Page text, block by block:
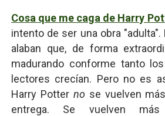
Cosa que me caga de Harry
intento de ser una obra
alaban que, de forma
madurando conforme tanto
lectores crecían. Pero no es
Harry Potter nose vuelven
entrega. Se vuelven